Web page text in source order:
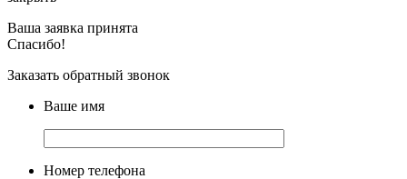
Ваша заявка принята
Спасибо!
Заказать обратный звонок
Ваше имя
Номер телефона